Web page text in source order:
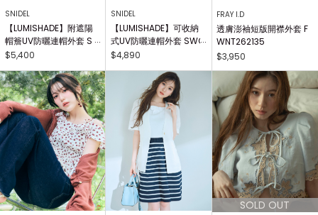
SNIDEL
【LUMISHADE】附遮陽
帽簷UV防曬連帽外套 S
WCJ261265
$5,400
SNIDEL
【LUMISHADE】可收納
式UV防曬連帽外套 SWG
G261702
$4,890
FRAY I.D
透膚澎袖短版開襟外套 F
WNT262135
$3,950